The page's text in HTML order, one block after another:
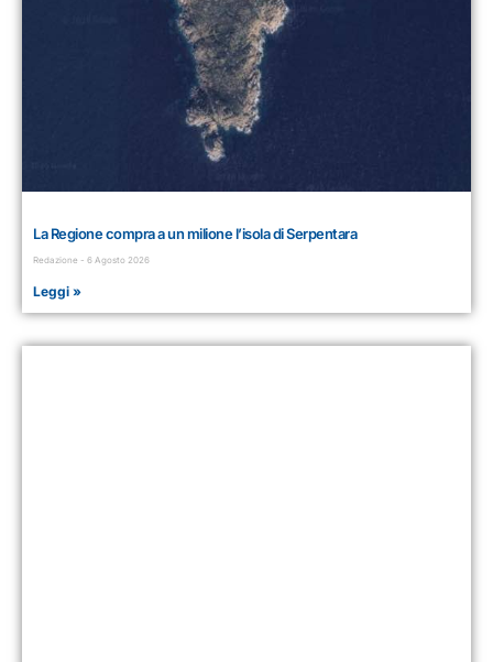
La Regione compra a un milione l’isola di Serpentara
Redazione 6 Agosto 2026
Leggi »